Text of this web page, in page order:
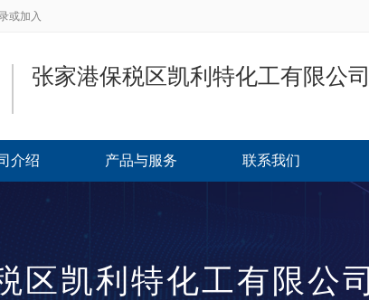
或加入
张家港保税区凯利特化工有限公司
介绍 产品与服务 联系我们
区凯利特化工有限公司